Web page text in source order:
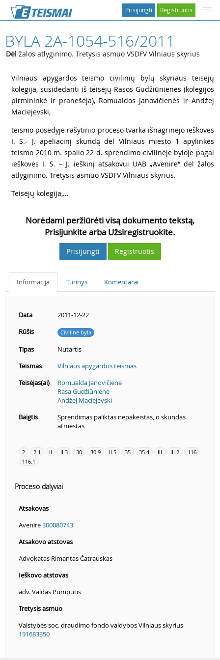
Registruotis
Prisijungti
BYLA 2A-1054-516/2011
Dėl žalos atlyginimo. Tretysis asmuo VSDFV Vilniaus skyrius
Vilniaus apygardos teismo civilinių bylų skyriaus teisėjų
kolegija, susidedanti iš teisėjų Rasos Gudžiūnienės (kolegijos
pirmininkė ir pranešėja), Romualdos Janovičienės ir Andžej
Maciejevski,
teismo posėdyje rašytinio proceso tvarka išnagrinėjo ieškovės
I. S.- J. apeliacinį skundą dėl Vilniaus miesto 1 apylinkės
teismo 2010 m. spalio 22 d. sprendimo civilinėje byloje pagal
ieškovės I. S. – J. ieškinį atsakovui UAB „Avenire“ dėl žalos
atlyginimo. Tretysis asmuo VSDFV Vilniaus skyrius.
Teisėjų kolegija,...
Norėdami peržiūrėti visą dokumento tekstą,
Prisijunkite arba Užsiregistruokite.
Prisijungti Registruotis
Informacija Turinys Komentarai
Data
2011-12-22
Rūšis
Civilinė byla
Tipas
Nutartis
Teismas
Vilniaus apygardos teismas
Teisėjas(ai)
Romualda Janovičienė
Rasa Gudžiūnienė
Andžej Maciejevski
Baigtis
Sprendimas paliktas nepakeistas, o skundas
atmestas
2 2.1 II II.3 30 30.9 II.5 35 35.4 III III.2
116
116.1
Proceso dalyviai
Atsakovas
Avenire300080743
Atsakovo atstovas
Advokatas Rimantas Čatrauskas
Ieškovo atstovas
adv. Valdas Pumputis
Tretysis asmuo
Valstybės soc. draudimo fondo valdybos Vilniaus skyrius
191683350